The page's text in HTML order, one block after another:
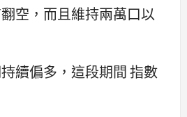
空，而且維持兩萬口以
續偏多，這段期間 指數